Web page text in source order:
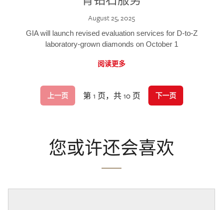
August 25, 2025
GIA will launch revised evaluation services for D-to-Z
laboratory-grown diamonds on October 1
阅读更多
上一页 第 1 页，共 10 页 下一页
您或许还会喜欢